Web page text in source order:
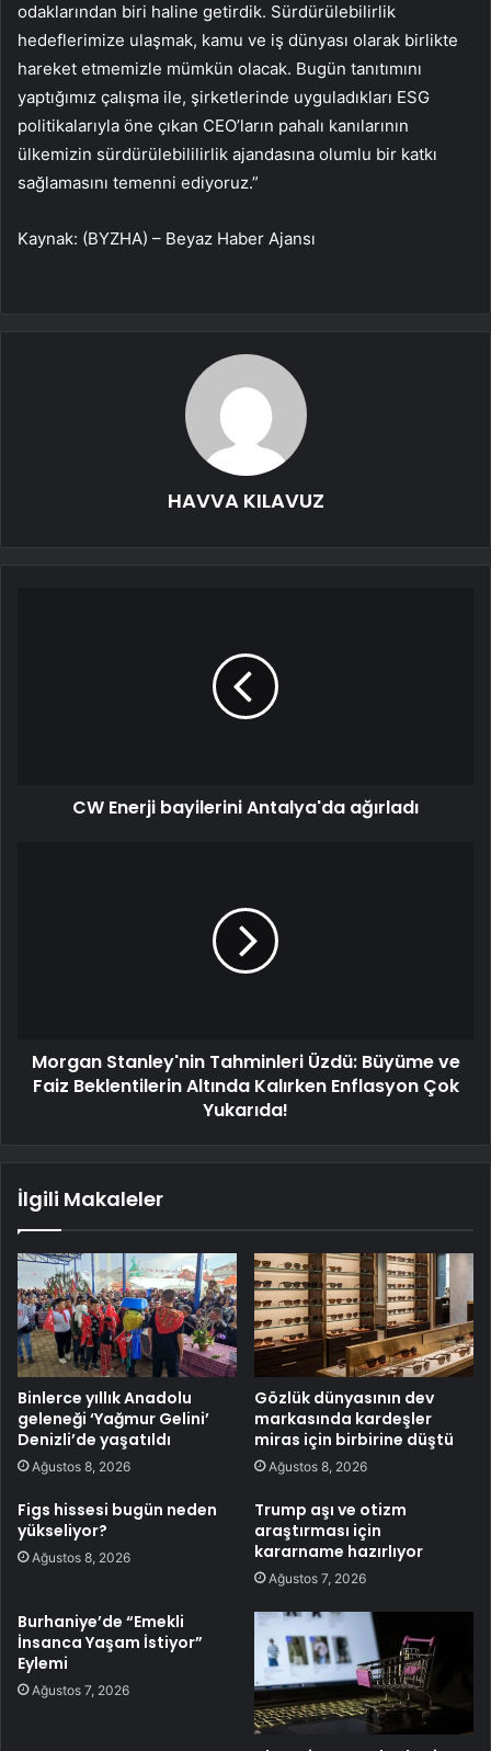
odaklarından biri haline getirdik. Sürdürülebilirlik
hedeflerimize ulaşmak, kamu ve iş dünyası olarak birlikte
hareket etmemizle mümkün olacak. Bugün tanıtımını
yaptığımız çalışma ile, şirketlerinde uyguladıkları ESG
politikalarıyla öne çıkan CEO’ların pahalı kanılarının
ülkemizin sürdürülebililirlik ajandasına olumlu bir katkı
sağlamasını temenni ediyoruz.”
Kaynak: (BYZHA) – Beyaz Haber Ajansı
HAVVA KILAVUZ
CW Enerji bayilerini Antalya'da ağırladı
Morgan Stanley'nin Tahminleri Üzdü: Büyüme ve
Faiz Beklentilerin Altında Kalırken Enflasyon Çok
Yukarıda!
İlgili Makaleler
Binlerce yıllık Anadolu
geleneği ‘Yağmur Gelini’
Denizli’de yaşatıldı
Ağustos 8, 2026
Gözlük dünyasının dev
markasında kardeşler
miras için birbirine düştü
Ağustos 8, 2026
Figs hissesi bugün neden
yükseliyor?
Ağustos 8, 2026
Trump aşı ve otizm
araştırması için
kararname hazırlıyor
Ağustos 7, 2026
Burhaniye’de “Emekli
İnsanca Yaşam İstiyor”
Eylemi
Ağustos 7, 2026